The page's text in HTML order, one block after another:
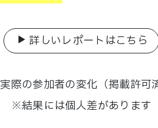
詳しいレポートはこちら
際の参加者の変化（掲載許可
※結果には個人差があります